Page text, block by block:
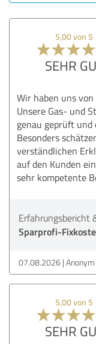
5,00 von 5
SEHR
Wir haben uns
Unsere Gas- und
genau geprüft und
Besonders
verständlichen
auf den Kunden
sehr kompetente
Erfahrungsbericht
Sparprofi-
07.08.2026 Anonym
5,00 von 5
SEHR